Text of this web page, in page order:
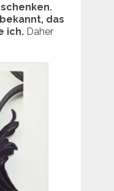
das
ich.Daher